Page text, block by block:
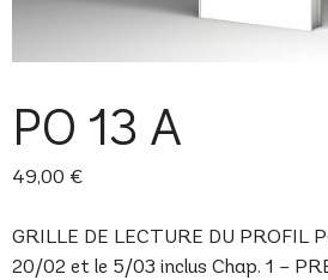
PO 13 A
49,00 €
GRILLE DE LECTURE DU PROFIL
20/02 et le 5/03 inclus Chap. 1 –